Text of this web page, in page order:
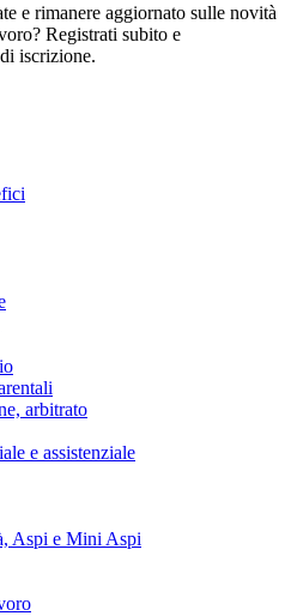
e rimanere aggiornato sulle novità
Registrati subito e
iscrizione.
arbitrato
e assistenziale
Aspi e Mini Aspi